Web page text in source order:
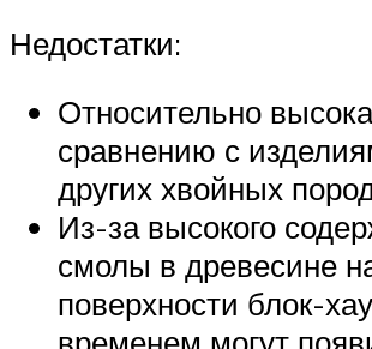
Недостатки:
Относительно
сравнению с
других хвойных
Из-за высокого
смолы в древесине
поверхности блок-